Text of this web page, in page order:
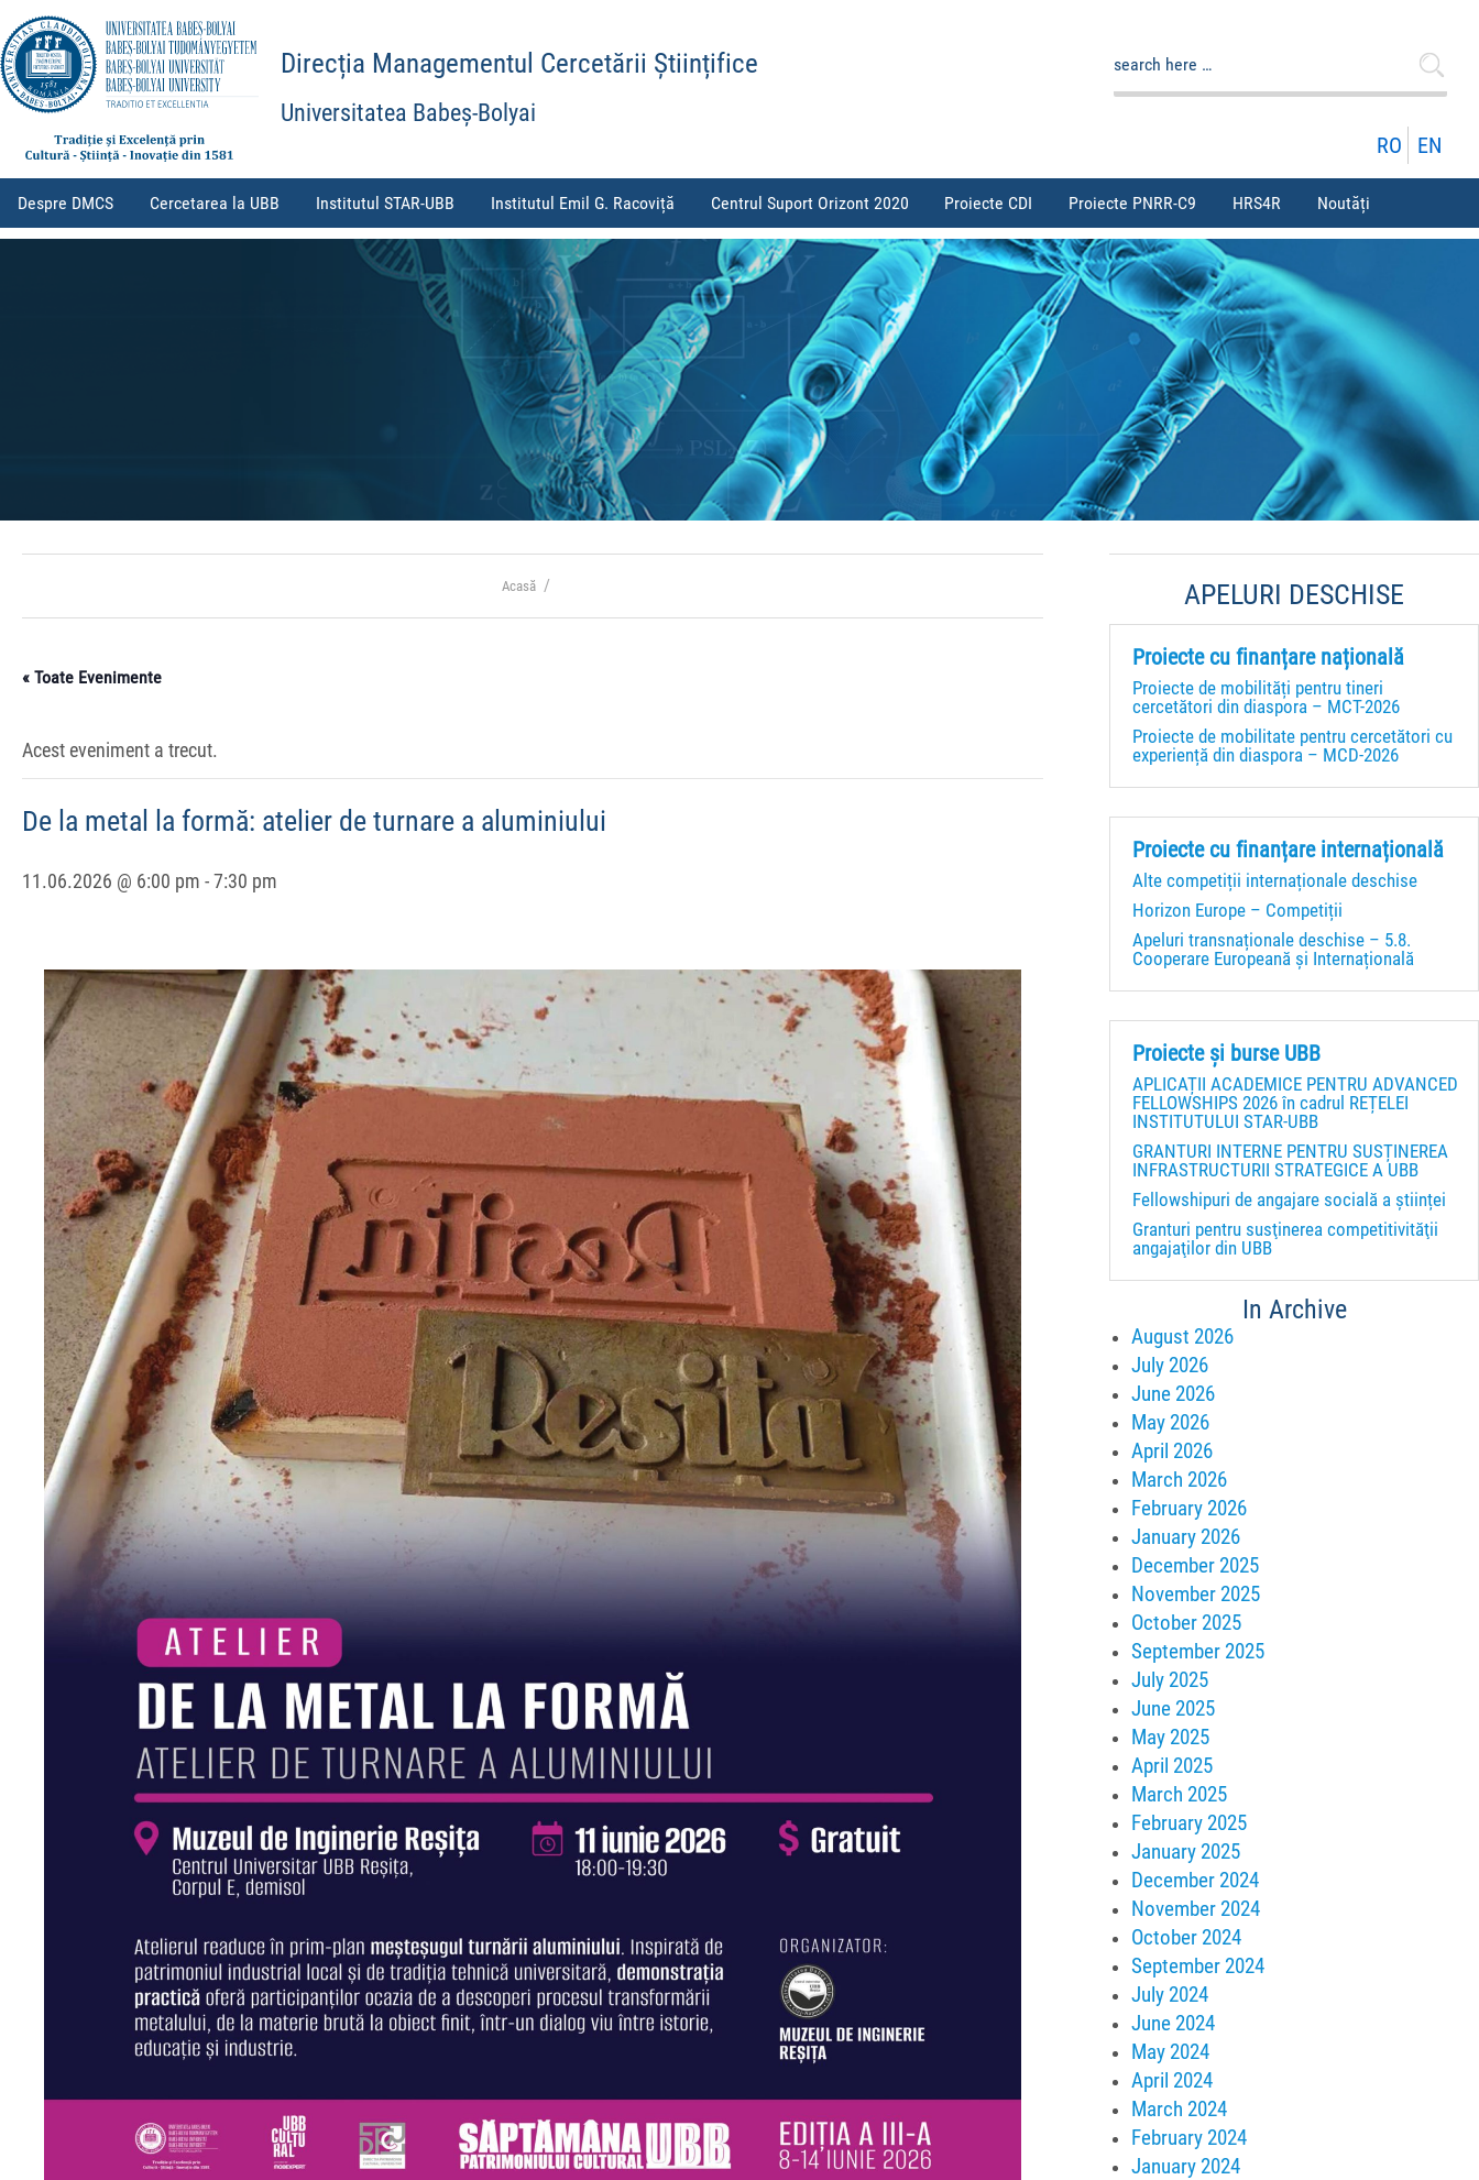
Direcția Managementul Cercetării Științifice
Universitatea Babeș-Bolyai
RO EN
Despre DMCS Cercetarea la UBB Institutul STAR-UBB Institutul Emil G. Racoviță Centrul Suport Orizont 2020 Proiecte CDI Proiecte PNRR-C9 HRS4R Noutăți
Acasă
« Toate Evenimente
Acest eveniment a trecut.
De la metal la formă: atelier de turnare a aluminiului
11.06.2026 @ 6:00 pm - 7:30 pm
APELURI DESCHISE
Proiecte cu finanțare națională
Proiecte de mobilități pentru tineri
cercetători din diaspora – MCT-2026
Proiecte de mobilitate pentru cercetători cu
experiență din diaspora – MCD-2026
Proiecte cu finanțare internațională
Alte competiții internaționale deschise
Horizon Europe – Competiții
Apeluri transnaționale deschise – 5.8.
Cooperare Europeană și Internațională
Proiecte și burse UBB
APLICAȚII ACADEMICE PENTRU ADVANCED
FELLOWSHIPS 2026 în cadrul REȚELEI
INSTITUTULUI STAR-UBB
GRANTURI INTERNE PENTRU SUSȚINEREA
INFRASTRUCTURII STRATEGICE A UBB
Fellowshipuri de angajare socială a științei
Granturi pentru susţinerea competitivităţii
angajaţilor din UBB
In Archive
August 2026
July 2026
June 2026
May 2026
April 2026
March 2026
February 2026
January 2026
December 2025
November 2025
October 2025
September 2025
July 2025
June 2025
May 2025
April 2025
March 2025
February 2025
January 2025
December 2024
November 2024
October 2024
September 2024
July 2024
June 2024
May 2024
April 2024
March 2024
February 2024
January 2024